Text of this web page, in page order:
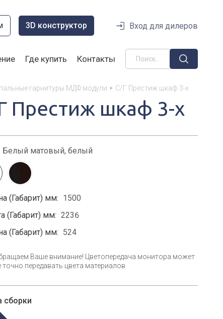
3D конструктор Вход для дилеров
Где купить Контакты
гарнитуры МДФ модули С/Г Престиж шкаф 3-х
Престиж шкаф 3-х
Белый матовый, белый
(Габарит) мм: 1500
(Габарит) мм: 2236
(Габарит) мм: 524
Ваше внимание! Цветопередача монитора может
точно передавать цвета материалов
сборки